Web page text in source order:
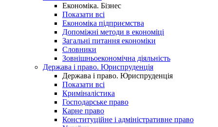
Економіка. Бізнес
Показати всі
Економіка підприємства
Допоміжні методи в економіці
Загальні питання економіки
Словники
Зовнішньоекономічна діяльність
Держава і право. Юриспруденція
Держава і право. Юриспруденція
Показати всі
Криміналістика
Господарське право
Карне право
Конституційне і адміністративне право